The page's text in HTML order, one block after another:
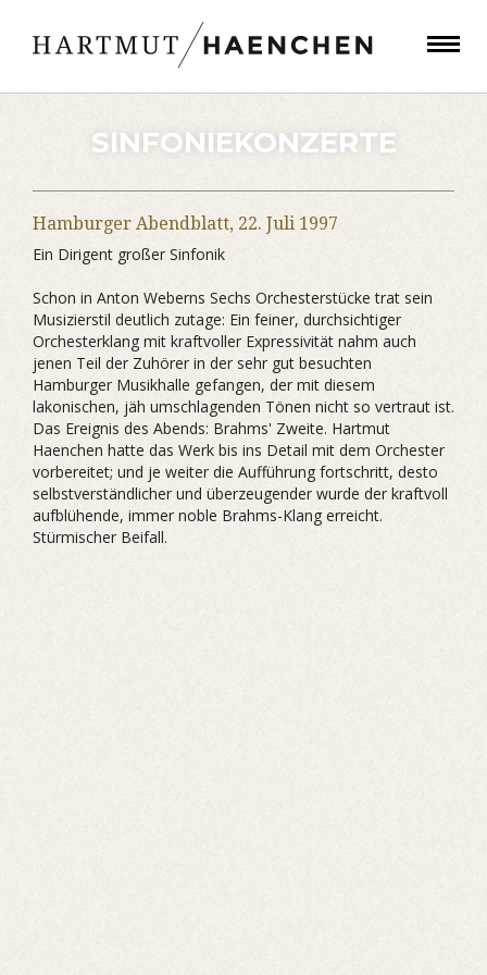
SINFONIEKONZERTE
Hamburger Abendblatt, 22. Juli 1997
Ein Dirigent großer Sinfonik
Schon in Anton Weberns Sechs Orchesterstücke trat sein
Musizierstil deutlich zutage: Ein feiner, durchsichtiger
Orchesterklang mit kraftvoller Expressivität nahm auch
jenen Teil der Zuhörer in der sehr gut besuchten
Hamburger Musikhalle gefangen, der mit diesem
lakonischen, jäh umschlagenden Tönen nicht so vertraut ist.
Das Ereignis des Abends: Brahms' Zweite. Hartmut
Haenchen hatte das Werk bis ins Detail mit dem Orchester
vorbereitet; und je weiter die Aufführung fortschritt, desto
selbstverständlicher und überzeugender wurde der kraftvoll
aufblühende, immer noble Brahms-Klang erreicht.
Stürmischer Beifall.